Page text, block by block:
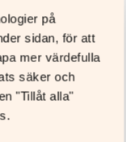
på
sidan, för att
mer värdefulla
säker och
"Tillåt alla"
bildkonstnär än
som går att
som hen
igång. Bilden
inte.
– jag har ju